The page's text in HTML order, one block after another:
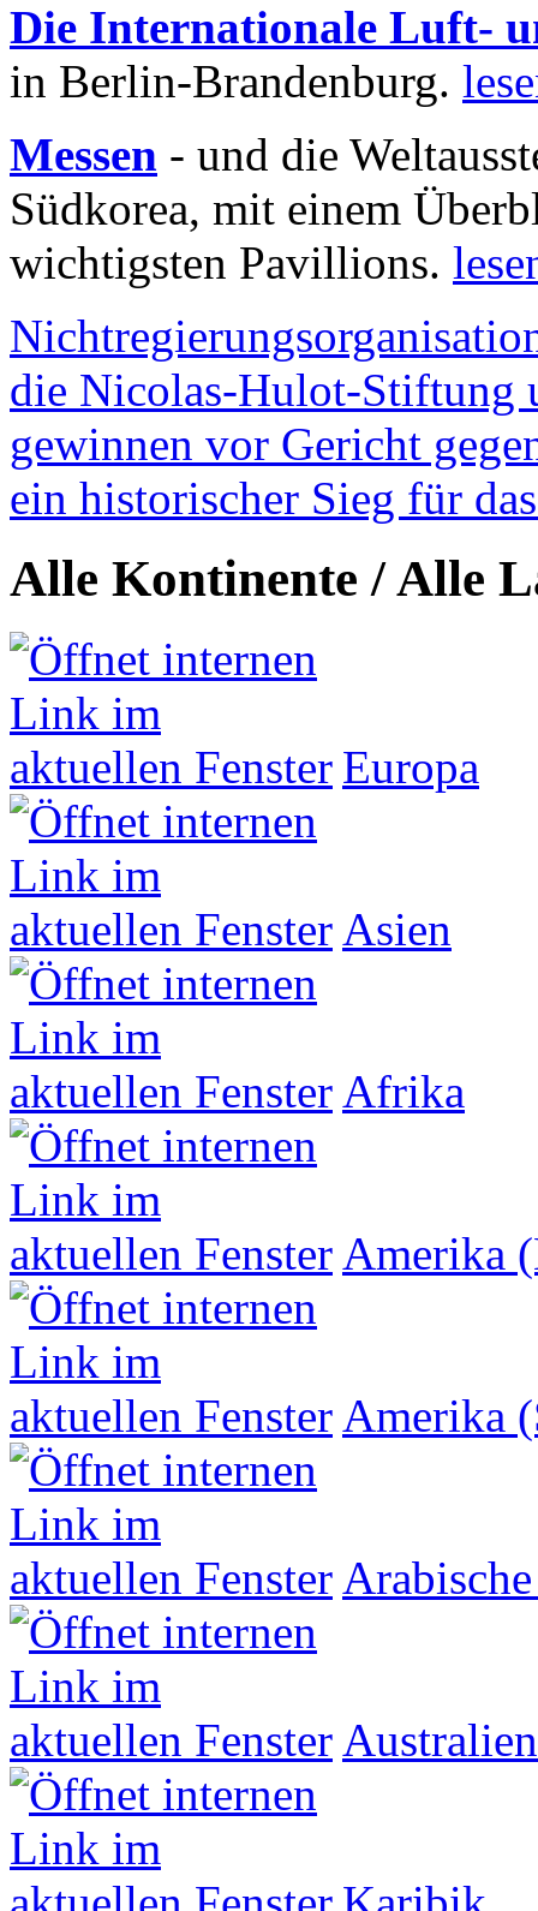
Die Internationale Luft-
in Berlin-Brandenburg.
Messen - und die
Südkorea, mit einem
wichtigsten Pavillions.
die Nicolas-Hulot-Stiftung
gewinnen vor Gericht
ein historischer Sieg für
Alle Kontinente / Alle
Europa
Asien
Afrika
Amerika
Amerika
Australien